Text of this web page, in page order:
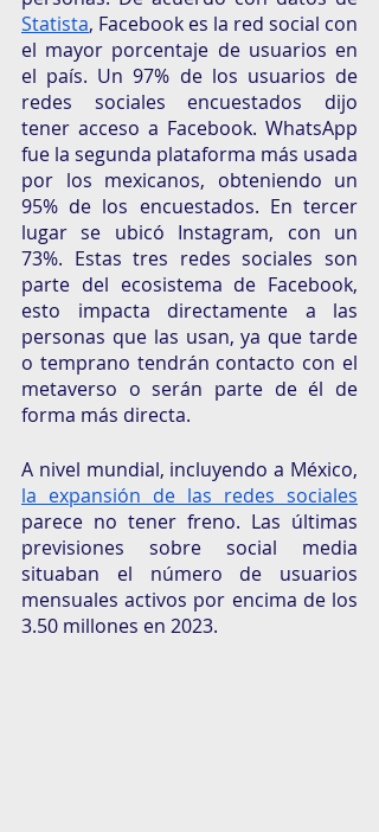
Statista, Facebook es la red social con
el mayor porcentaje de usuarios en
el país. Un 97% de los usuarios de
redes sociales encuestados dijo
tener acceso a Facebook. WhatsApp
fue la segunda plataforma más usada
por los mexicanos, obteniendo un
95% de los encuestados. En tercer
lugar se ubicó Instagram, con un
73%. Estas tres redes sociales son
parte del ecosistema de Facebook,
esto impacta directamente a las
personas que las usan, ya que tarde
o temprano tendrán contacto con el
metaverso o serán parte de él de
forma más directa.
la expansión de las redes sociales
parece no tener freno. Las últimas
previsiones sobre social media
situaban el número de usuarios
mensuales activos por encima de los
3.50 millones en 2023.